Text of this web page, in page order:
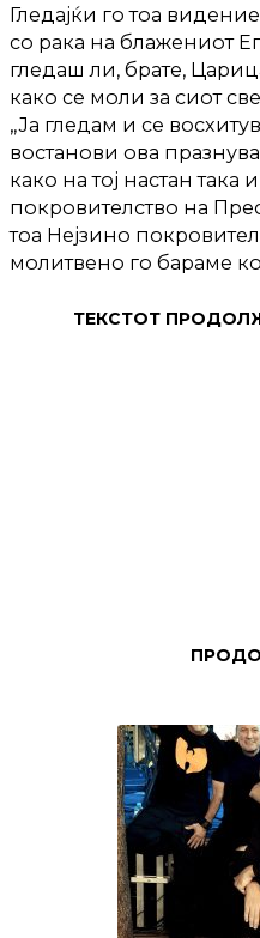
Гледајќи го тоа
со рака на блажениот
гледаш ли, брате,
како се моли за сиот
„Ја гледам и се
востанови ова
како на тој настан така
покровителство на
тоа Нејзино
молитвено го бараме
ТЕКСТОТ